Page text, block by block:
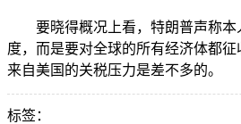
要晓得概况上看，特朗普声称本
度，而是要对全球的所有经济体都征
来自美国的关税压力是差不多的。
标签：